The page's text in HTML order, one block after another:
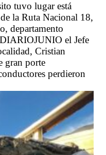
tuvo lugar está
la Ruta Nacional 18,
departamento
el Jefe
Cristian
gran porte
perdieron